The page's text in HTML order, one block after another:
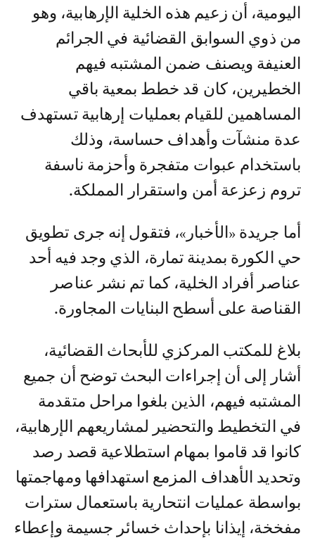
اليومية، أن زعيم هذه الخلية الإرهابية، وهو
من ذوي السوابق القضائية في الجرائم
العنيفة ويصنف ضمن المشتبه فيهم
الخطيرين، كان قد خطط بمعية باقي
المساهمين للقيام بعمليات إرهابية تستهدف
عدة منشآت وأهداف حساسة، وذلك
باستخدام عبوات متفجرة وأحزمة ناسفة
تروم زعزعة أمن واستقرار المملكة.
أما جريدة «الأخبار»، فتقول إنه جرى تطويق
حي الكورة بمدينة تمارة، الذي وجد فيه أحد
عناصر أفراد الخلية، كما تم نشر عناصر
القناصة على أسطح البنايات المجاورة.
بلاغ للمكتب المركزي للأبحاث القضائية،
أشار إلى أن إجراءات البحث توضح أن جميع
المشتبه فيهم، الذين بلغوا مراحل متقدمة
في التخطيط والتحضير لمشاريعهم الإرهابية،
كانوا قد قاموا بمهام استطلاعية قصد رصد
وتحديد الأهداف المزمع استهدافها ومهاجمتها
بواسطة عمليات انتحارية باستعمال سترات
مفخخة، إيذانا بإحداث خسائر جسيمة وإعطاء